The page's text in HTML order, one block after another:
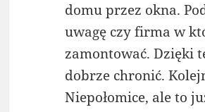
domu przez okna.
uwagę czy firma w
zamontować. Dzięki
dobrze chronić.
Niepołomice, ale to